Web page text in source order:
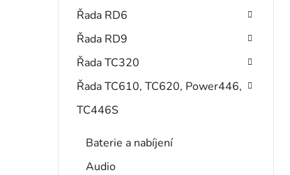
Řada RD6
Řada RD9
Řada TC320
Řada TC610, TC620, Power446,
TC446S
Baterie a nabíjení
Audio